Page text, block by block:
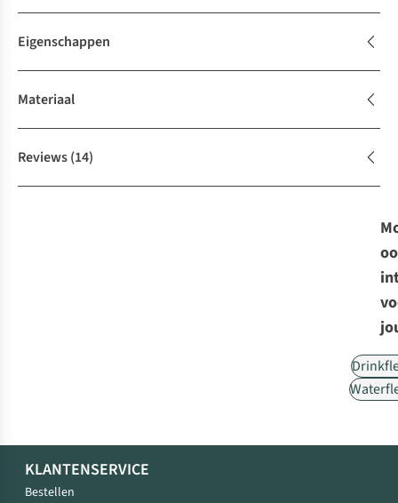
Eigenschappen
Materiaal
Reviews(14)
KLANTENSERVICE
Bestellen